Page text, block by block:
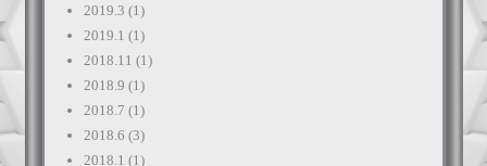
2019.3 (1)
2019.1 (1)
2018.11 (1)
2018.9 (1)
2018.7 (1)
2018.6 (3)
2018.1 (1)